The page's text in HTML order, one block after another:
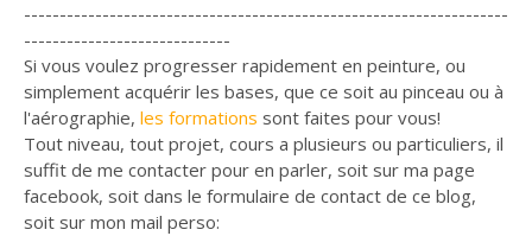
--------------------------------------------------------------------
-----------------------------
Si vous voulez progresser rapidement en peinture, ou
simplement acquérir les bases, que ce soit au pinceau ou à
l'aérographie, les formations sont faites pour vous!
Tout niveau, tout projet, cours a plusieurs ou particuliers, il
suffit de me contacter pour en parler, soit sur ma page
facebook, soit dans le formulaire de contact de ce blog,
soit sur mon mail perso: